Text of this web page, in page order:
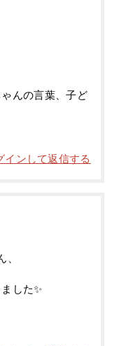
んの言葉、子ど
インして返信する
、
した✨